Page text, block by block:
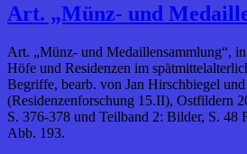
Art. „Münz- und
Art. „Münz- und Medaillensammlung“,
Höfe und Residenzen im
Begriffe, bearb. von Jan Hirschbiegel
(Residenzenforschung 15.II), Ostfildern
S. 376-378 und Teilband 2: Bilder, S. 48
Abb. 193.